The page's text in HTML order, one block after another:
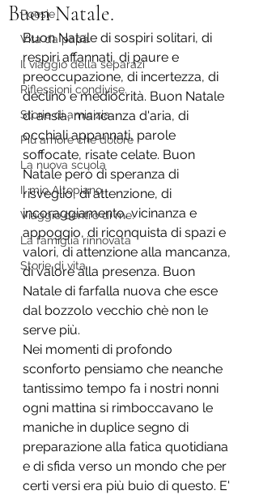
Poesie
Vita da papà
Il viaggio della separazi
Riflessioni condivise.
Storie di amicizia.
Più amore che dolore !
La nuova scuola
Il mio Altopiano.
Viaggio dentro di me.
La famiglia rinnovata
Storie di vita.
Buon Natale.
Buon Natale di sospiri solitari, di
respiri affannati, di paure e
preoccupazione, di incertezza, di
declino e mediocrità. Buon Natale
di ansia, mancanza d'aria, di
occhiali appannati, parole
soffocate, risate celate. Buon
Natale però di speranza di
risveglio, di attenzione, di
incoraggiamento, vicinanza e
appoggio, di riconquista di spazi e
valori, di attenzione alla mancanza,
di valore alla presenza. Buon
Natale di farfalla nuova che esce
dal bozzolo vecchio chè non le
serve più.
Nei momenti di profondo
sconforto pensiamo che neanche
tantissimo tempo fa i nostri nonni
ogni mattina si rimboccavano le
maniche in duplice segno di
preparazione alla fatica quotidiana
e di sfida verso un mondo che per
certi versi era più buio di questo. E'